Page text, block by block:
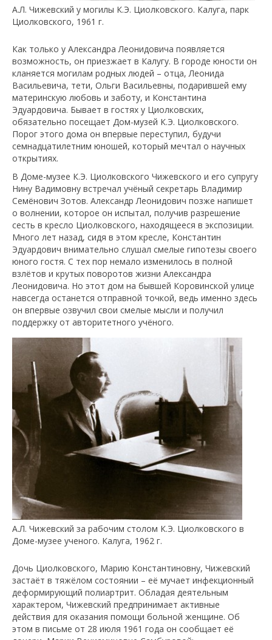
А.Л. Чижевский у могилы К.Э. Циолковского. Калуга, парк
Циолковского, 1961 г.
Как только у Александра Леонидовича появляется
возможность, он приезжает в Калугу. В городе юности он
кланяется могилам родных людей – отца, Леонида
Васильевича, тети, Ольги Васильевны, подарившей ему
материнскую любовь и заботу, и Константина
Эдуардовича. Бывает в гостях у Циолковских,
обязательно посещает Дом-музей К.Э. Циолковского.
Порог этого дома он впервые переступил, будучи
семнадцатилетним юношей, который мечтал о научных
открытиях.
В Доме-музее К.Э. Циолковского Чижевского и его супругу
Нину Вадимовну встречал учёный секретарь Владимир
Семёнович Зотов. Александр Леонидович позже напишет
о волнении, которое он испытал, получив разрешение
сесть в кресло Циолковского, находящееся в экспозиции.
Много лет назад, сидя в этом кресле, Константин
Эдуардович внимательно слушал смелые гипотезы своего
юного гостя. С тех пор немало изменилось в полной
взлётов и крутых поворотов жизни Александра
Леонидовича. Но этот дом на бывшей Коровинской улице
навсегда останется отправной точкой, ведь именно здесь
он впервые озвучил свои смелые мысли и получил
поддержку от авторитетного учёного.
А.Л. Чижевский за рабочим столом К.Э. Циолковского в
Доме-музее ученого. Калуга, 1962 г.
Дочь Циолковского, Марию Константиновну, Чижевский
застаёт в тяжёлом состоянии – её мучает инфекционный
деформирующий полиартрит. Обладая деятельным
характером, Чижевский предпринимает активные
действия для оказания помощи больной женщине. Об
этом в письме от 28 июля 1961 года он сообщает её